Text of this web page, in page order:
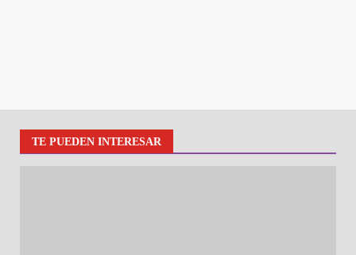
TE PUEDEN INTERESAR